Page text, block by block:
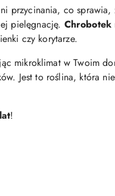
przycinania, co sprawia,
pielęgnację. Chrobotek
czy korytarze.
mikroklimat w Twoim
Jest to roślina, która
!